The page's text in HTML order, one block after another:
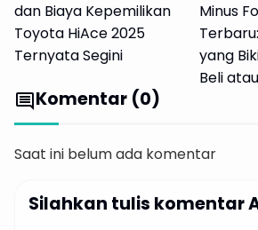
dan Biaya Kepemilikan
Toyota HiAce 2025
Ternyata Segini
Minus
yang
Beli
commentKomentar (0)
Saat ini belum ada komentar
Silahkan tulis komentar